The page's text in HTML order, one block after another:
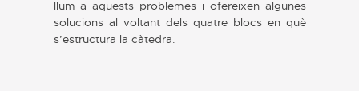
llum a aquests problemes i ofereixen algunes
solucions al voltant dels quatre blocs en què
s’estructura la càtedra.